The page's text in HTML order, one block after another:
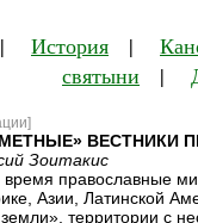
История |
святыни |
ВЕСТНИКИ
Зоитакис
православные
Азии, Латинской
территории с